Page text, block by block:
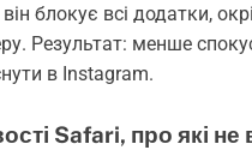
блокує всі додатки,
Результат: менше
в Instagram.
Safari, про які не